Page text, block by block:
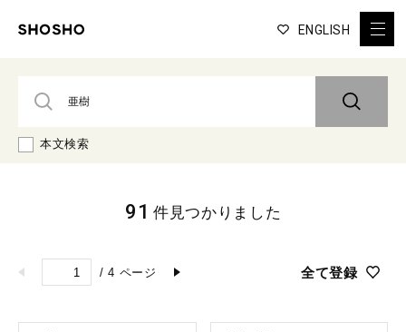
ENGLISH
本文検索
/ 4 ページ 全て登録
91 件見つかりました